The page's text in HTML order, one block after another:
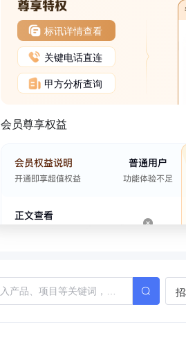
标讯详情查看
关键电话直连
甲方分析查询
会员尊享权益